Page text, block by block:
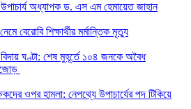
অধ্যাপক ড. এস এম হেমায়েত জাহান
বেরোবি শিক্ষার্থীর মর্মান্তিক মৃত্যু
বিদায় ঘণ্টা: শেষ মুহূর্তে ১০৪ জনকে অবৈধ
ওপর হামলা: নেপথ্যে উপাচার্যের পদ টিকিয়ে